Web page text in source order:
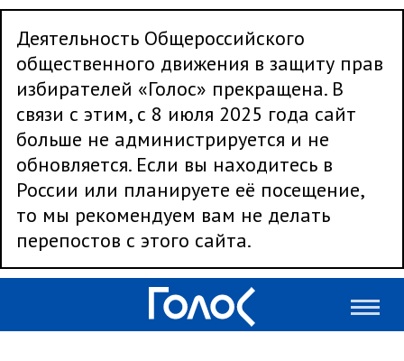
Деятельность Общероссийского
общественного движения в защиту прав
избирателей «Голос» прекращена. В
связи с этим, с 8 июля 2025 года сайт
больше не администрируется и не
обновляется. Если вы находитесь в
России или планируете её посещение,
то мы рекомендуем вам не делать
перепостов с этого сайта.